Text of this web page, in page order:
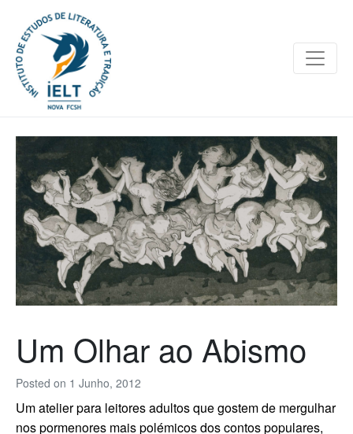
Posted on 1 Junho, 2012
Um Olhar ao Abismo
Um atelier para leitores adultos que gostem de mergulhar
nos pormenores mais polémicos dos contos populares,